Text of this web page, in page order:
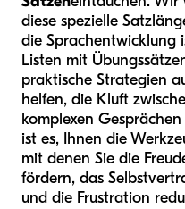
diese spezielle
die Sprachentwicklung
Listen mit
praktische Strategien
helfen, die Kluft
komplexen
ist es, Ihnen die
mit denen Sie die
fördern, das
und die Frustration